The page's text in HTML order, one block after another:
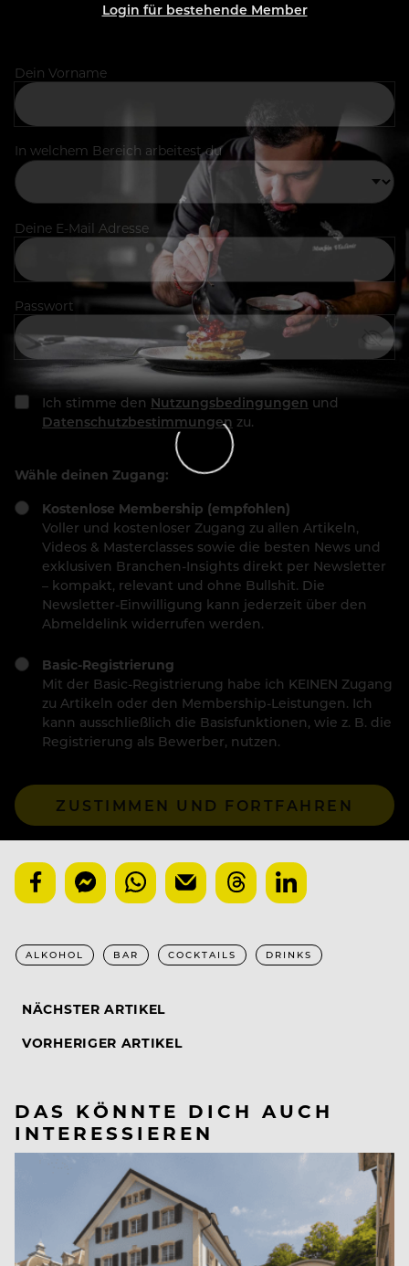
Login für bestehende Member
Dein Vorname
In welchem Bereich arbeitest du
Deine E-Mail Adresse
Passwort
Ich stimme den Nutzungsbedingungen und
Datenschutzbestimmungen zu.
Wähle deinen Zugang:
Kostenlose Membership (empfohlen)
Voller und kostenloser Zugang zu allen Artikeln,
Videos & Masterclasses sowie die besten News und
exklusiven Branchen-Insights direkt per Newsletter
– kompakt, relevant und ohne Bullshit. Die
Newsletter-Einwilligung kann jederzeit über den
Abmeldelink widerrufen werden.
Basic-Registrierung
Mit der Basic-Registrierung habe ich KEINEN Zugang
zu Artikeln oder den Membership-Leistungen. Ich
kann ausschließlich die Basisfunktionen, wie z. B. die
Registrierung als Bewerber, nutzen.
ZUSTIMMEN UND FORTFAHREN
ALKOHOL BAR COCKTAILS DRINKS
NÄCHSTER ARTIKEL
VORHERIGER ARTIKEL
DAS KÖNNTE DICH AUCH
INTERESSIEREN